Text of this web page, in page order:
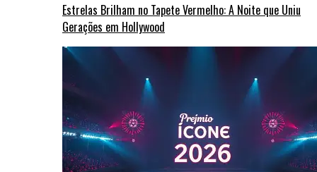
Estrelas Brilham no Tapete Vermelho: A Noite que Uniu
Gerações em Hollywood